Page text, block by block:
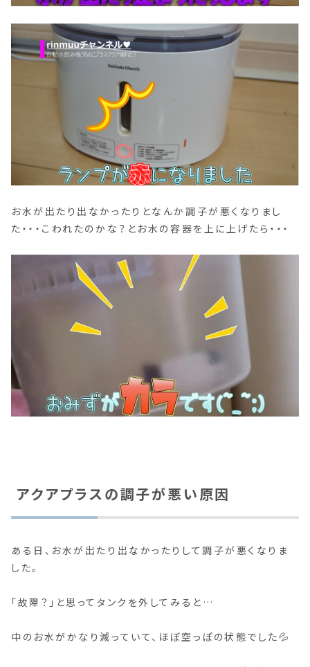
お水が出たり出なかったりとなんか調子が悪くなりまし
た・・・こわれたのかな？とお水の容器を上に上げたら・・・
アクアプラスの調子が悪い原因
ある日、お水が出たり出なかったりして調子が悪くなりま
した。
「故障？」と思ってタンクを外してみると…
中のお水がかなり減っていて、ほぼ空っぽの状態でした💦